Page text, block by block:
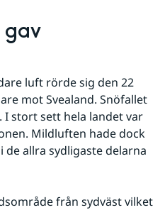
gav
luft rörde sig den 22
mot Svealand. Snöfallet
stort sett hela landet var
Mildluften hade dock
allra sydligaste delarna